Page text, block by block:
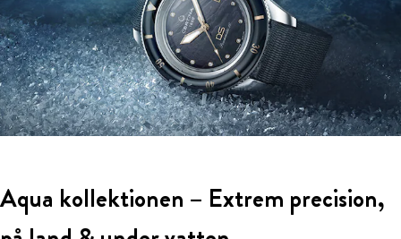
Aqua kollektionen – Extrem precision,